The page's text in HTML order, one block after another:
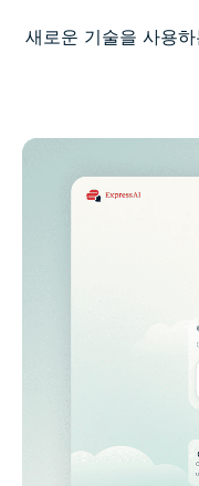
새로운 기술을 사용